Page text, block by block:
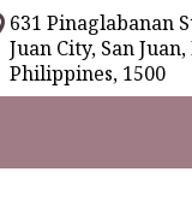
631 Pinaglabanan
Juan City, San
Philippines, 1500